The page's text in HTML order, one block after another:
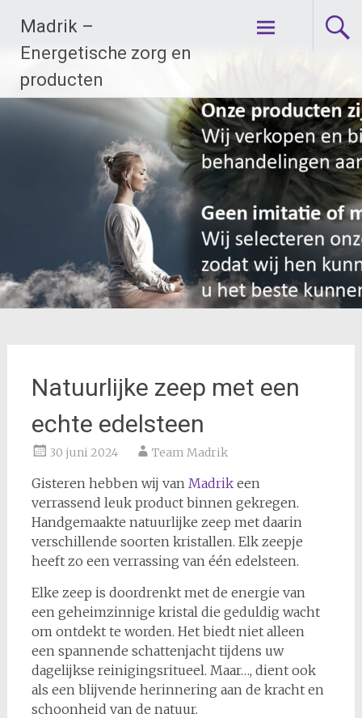
naarMadrik –
Energetische zorg en
producten
Natuurlijke zeep met een
echte edelsteen
30 juni 2024 Team Madrik
Gisteren hebben wij van Madrikeen
verrassend leuk product binnen gekregen.
Handgemaakte natuurlijke zeep met daarin
verschillende soorten kristallen. Elk zeepje
heeft zo een verrassing van één edelsteen.
Elke zeep is doordrenkt met de energie van
een geheimzinnige kristal die geduldig wacht
om ontdekt te worden. Het biedt niet alleen
een spannende schattenjacht tijdens uw
dagelijkse reinigingsritueel. Maar…, dient ook
als een blijvende herinnering aan de kracht en
schoonheid van de natuur.